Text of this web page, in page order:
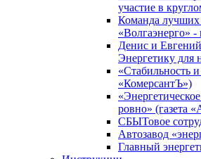
участие в
Команда
«Волгаэнерго» -
Денис и
Энергетику для
«Стабильность и
«КомерсантЪ»)
ровно» (газета
СБЫТовое
Автозавод
Главный